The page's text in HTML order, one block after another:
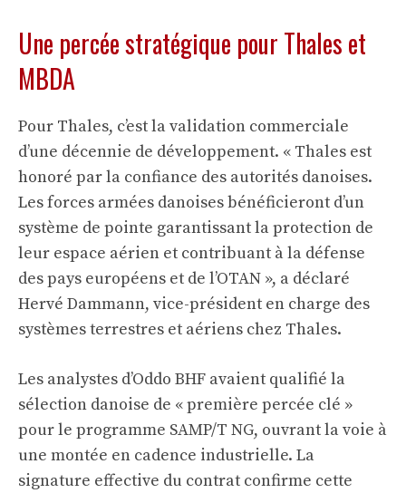
Une percée stratégique pour Thales et
MBDA
Pour Thales, c’est la validation commerciale
d’une décennie de développement. « Thales est
honoré par la confiance des autorités danoises.
Les forces armées danoises bénéficieront d’un
système de pointe garantissant la protection de
leur espace aérien et contribuant à la défense
des pays européens et de l’OTAN », a déclaré
Hervé Dammann, vice-président en charge des
systèmes terrestres et aériens chez Thales.
Les analystes d’Oddo BHF avaient qualifié la
sélection danoise de « première percée clé »
pour le programme SAMP/T NG, ouvrant la voie à
une montée en cadence industrielle. La
signature effective du contrat confirme cette